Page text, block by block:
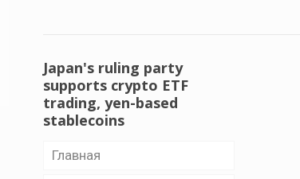
Japan's ruling party
supports crypto ETF
trading, yen-based
stablecoins
Главная